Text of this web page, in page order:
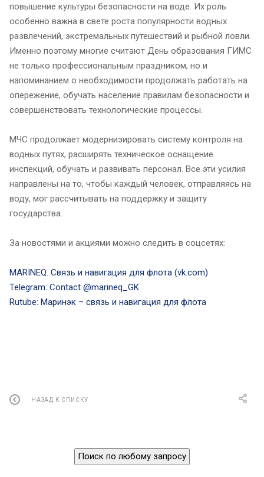
повышение культуры безопасности на воде. Их роль
особенно важна в свете роста популярности водных
развлечений, экстремальных путешествий и рыбной ловли.
Именно поэтому многие считают День образования ГИМС
не только профессиональным праздником, но и
напоминанием о необходимости продолжать работать на
опережение, обучать население правилам безопасности и
совершенствовать технологические процессы.
МЧС продолжает модернизировать систему контроля на
водных путях, расширять техническое оснащение
инспекций, обучать и развивать персонал. Все эти усилия
направлены на то, чтобы каждый человек, отправляясь на
воду, мог рассчитывать на поддержку и защиту
государства.
За новостями и акциями можно следить в соцсетях:
MARINEQ. Связь и навигация для флота (vk.com)
Telegram: Contact @marineq_GK
Rutube: Маринэк – связь и навигация для флота
НАЗАД К СПИСКУ
Поиск по любому запросу